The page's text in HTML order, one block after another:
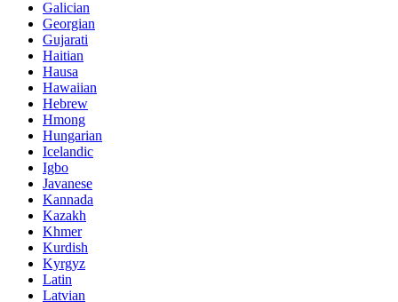
Galician
Georgian
Gujarati
Haitian
Hausa
Hawaiian
Hebrew
Hmong
Hungarian
Icelandic
Igbo
Javanese
Kannada
Kazakh
Khmer
Kurdish
Kyrgyz
Latin
Latvian